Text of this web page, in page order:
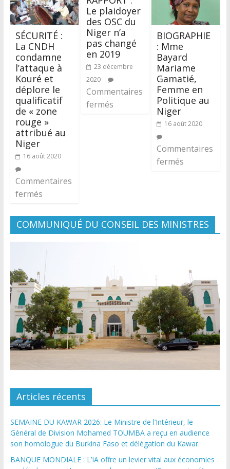
SÉCURITÉ :
La CNDH
condamne
l’attaque à
Kouré et
déplore le
qualificatif
de « zone
rouge »
attribué au
Niger
16 août 2020
Commentaires
fermés
Le plaidoyer
des OSC du
Niger n’a
pas changé
en 2019
23 décembre
2020
Commentaires
fermés
BIOGRAPHIE
: Mme
Bayard
Mariame
Gamatié,
Femme en
Politique au
Niger
16 août 2020
Commentaires
fermés
COMMUNIQUÉ DU CONSEIL DES MINISTRES
Articles récents
SEMAINE DU KAWAR 2026: Le Ministre de l’Intérieur, le
Général de Division Mohamed TOUMBA a reçu en audience
son homologue du Burkina Faso et délégation du Kawar.
BANQUE MONDIALE : L’IA offre un levier vital aux économies